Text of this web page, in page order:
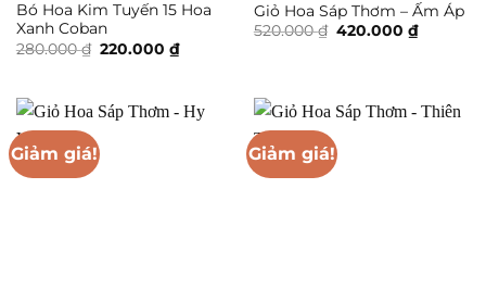
Bó Hoa Kim Tuyến 15 Hoa
Xanh Coban
280.000₫ Giá
gốc
220.000 ₫Giá
hiện
220.000 ₫.
Giỏ Hoa Sáp Thơm – Ấm Áp
520.000₫ Giá
420.000 ₫Giá
hiện
Giảm giá! Giảm giá!